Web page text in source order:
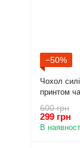
−50%
Чохол
принтом
5G NE
600 грн
299 грн
В